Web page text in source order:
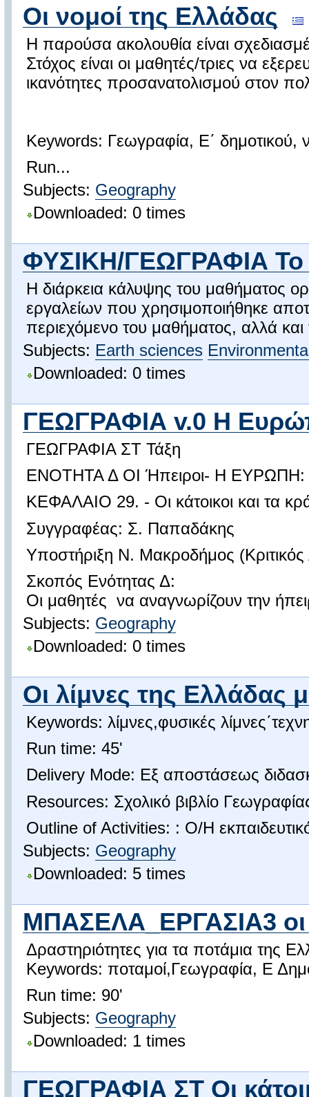
Οι νομοί της Ελλάδας
Η παρούσα ακολουθία είναι
Στόχος είναι οι μαθητές/τριες να
ικανότητες προσανατολισμού στον
Keywords: Γεωγραφία, Ε΄ δημοτικού,
Run...
Subjects: Geography
Downloaded: 0 times
ΦΥΣΙΚΗ/ΓΕΩΓΡΑΦΙΑ Το
Η διάρκεια κάλυψης του μαθήματος
εργαλείων που χρησιμοποιήθηκε
περιεχόμενο του μαθήματος, αλλά και
Subjects: Earth sciences
Downloaded: 0 times
ΓΕΩΓΡΑΦΙΑ v.0 Η
ΓΕΩΓΡΑΦΙΑ ΣΤ Τάξη
ΕΝΟΤΗΤΑ Δ ΟΙ Ήπειροι- Η ΕΥΡΩΠΗ:
ΚΕΦΑΛΑΙΟ 29. - Οι κάτοικοι και τα
Συγγραφέας: Σ. Παπαδάκης
Υποστήριξη Ν. Μακροδήμος
Σκοπός Ενότητας Δ:
Οι μαθητές να αναγνωρίζουν την
Subjects: Geography
Downloaded: 0 times
Οι λίμνες της Ελλάδας
Keywords: λίμνες,φυσικές
Run time: 45'
Delivery Mode: Εξ αποστάσεως
Resources: Σχολικό βιβλίο
Outline of Activities: : Ο/Η
Subjects: Geography
Downloaded: 5 times
ΜΠΑΣΕΛΑ_ΕΡΓΑΣΙΑ3 οι
Δραστηριότητες για τα ποτάμια της
Keywords: ποταμοί,Γεωγραφία, Ε
Run time: 90'
Subjects: Geography
Downloaded: 1 times
ΓΕΩΓΡΑΦΙΑ ΣΤ Οι